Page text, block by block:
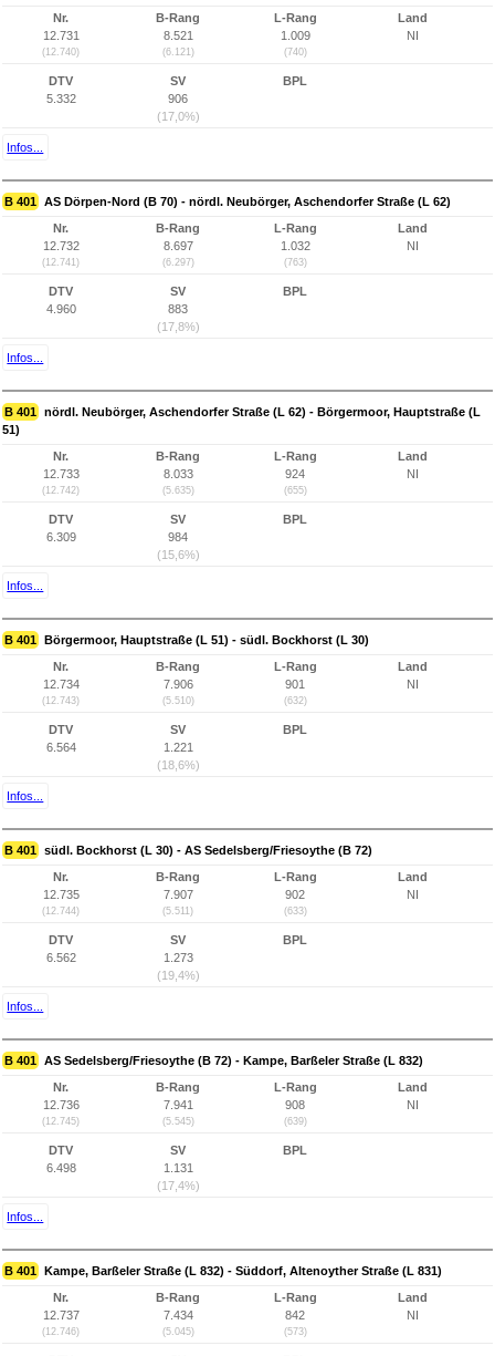
Nr.
12.731
(12.740)
B-Rang
8.521
(6.121)
L-Rang
1.009
(740)
Land
NI
DTV
5.332
SV
906
(17,0%)
BPL
Infos...
B 401 AS Dörpen-Nord (B 70) - nördl. Neubörger, Aschendorfer Straße (L 62)
Nr.
12.732
(12.741)
B-Rang
8.697
(6.297)
L-Rang
1.032
(763)
Land
NI
DTV
4.960
SV
883
(17,8%)
BPL
Infos...
B 401 nördl. Neubörger, Aschendorfer Straße (L 62) - Börgermoor, Hauptstraße (L
51)
Nr.
12.733
(12.742)
B-Rang
8.033
(5.635)
L-Rang
924
(655)
Land
NI
DTV
6.309
SV
984
(15,6%)
BPL
Infos...
B 401 Börgermoor, Hauptstraße (L 51) - südl. Bockhorst (L 30)
Nr.
12.734
(12.743)
B-Rang
7.906
(5.510)
L-Rang
901
(632)
Land
NI
DTV
6.564
SV
1.221
(18,6%)
BPL
Infos...
B 401 südl. Bockhorst (L 30) - AS Sedelsberg/Friesoythe (B 72)
Nr.
12.735
(12.744)
B-Rang
7.907
(5.511)
L-Rang
902
(633)
Land
NI
DTV
6.562
SV
1.273
(19,4%)
BPL
Infos...
B 401 AS Sedelsberg/Friesoythe (B 72) - Kampe, Barßeler Straße (L 832)
Nr.
12.736
(12.745)
B-Rang
7.941
(5.545)
L-Rang
908
(639)
Land
NI
DTV
6.498
SV
1.131
(17,4%)
BPL
Infos...
B 401 Kampe, Barßeler Straße (L 832) - Süddorf, Altenoyther Straße (L 831)
Nr.
12.737
(12.746)
B-Rang
7.434
(5.045)
L-Rang
842
(573)
Land
NI